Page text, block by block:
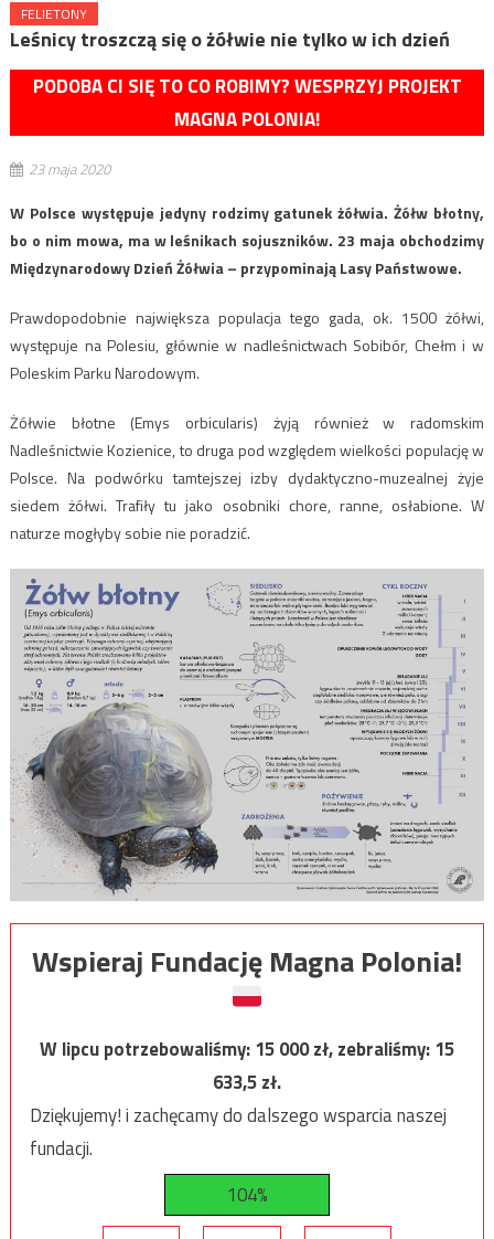
FELIETONY
Leśnicy troszczą się o żółwie nie tylko w ich dzień
PODOBA CI SIĘ TO CO ROBIMY? WESPRZYJ PROJEKT
MAGNA POLONIA!
23 maja 2020
W Polsce występuje jedyny rodzimy gatunek żółwia. Żółw błotny,
bo o nim mowa, ma w leśnikach sojuszników. 23 maja obchodzimy
Międzynarodowy Dzień Żółwia – przypominają Lasy Państwowe.
Prawdopodobnie największa populacja tego gada, ok. 1500 żółwi,
występuje na Polesiu, głównie w nadleśnictwach Sobibór, Chełm i w
Poleskim Parku Narodowym.
Żółwie błotne (Emys orbicularis) żyją również w radomskim
Nadleśnictwie Kozienice, to druga pod względem wielkości populację w
Polsce. Na podwórku tamtejszej izby dydaktyczno-muzealnej żyje
siedem żółwi. Trafiły tu jako osobniki chore, ranne, osłabione. W
naturze mogłyby sobie nie poradzić.
Wspieraj Fundację Magna Polonia!
W lipcu potrzebowaliśmy:15 000zł, zebraliśmy:15
633,5zł.
Dziękujemy! i zachęcamy do dalszego wsparcia naszej
fundacji.
104%